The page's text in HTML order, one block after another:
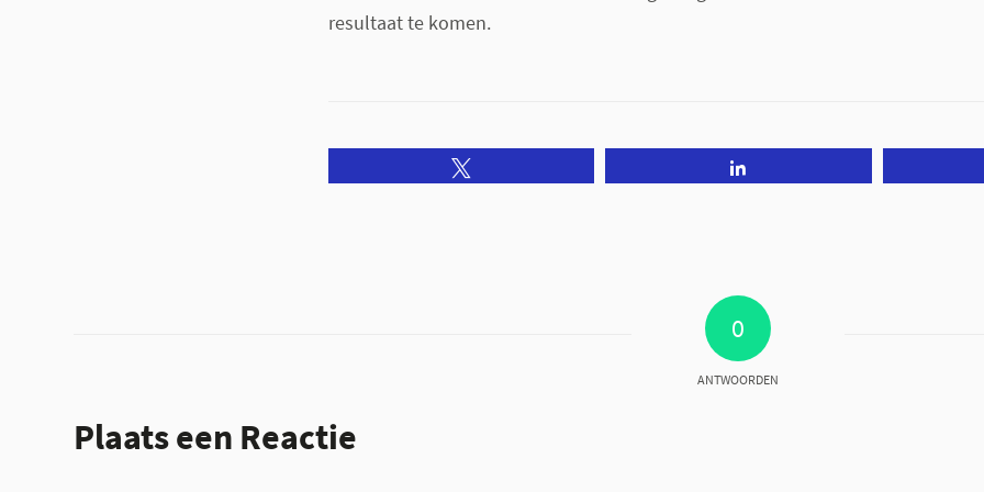
resultaat te komen.
0
ANTWOORDEN
Plaats een Reactie